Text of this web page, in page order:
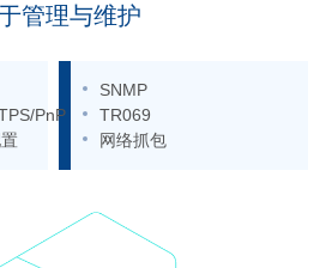
管理与维护
PnP
SNMP
TR069
网络抓包